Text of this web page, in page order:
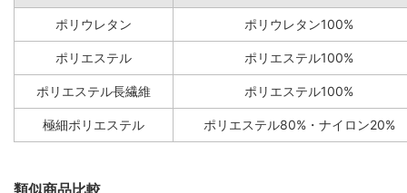
ポリウレタン ポリウレタン100%
ポリエステル ポリエステル100%
ポリエステル長繊維 ポリエステル100%
極細ポリエステル ポリエステル80%・ナイロン20%